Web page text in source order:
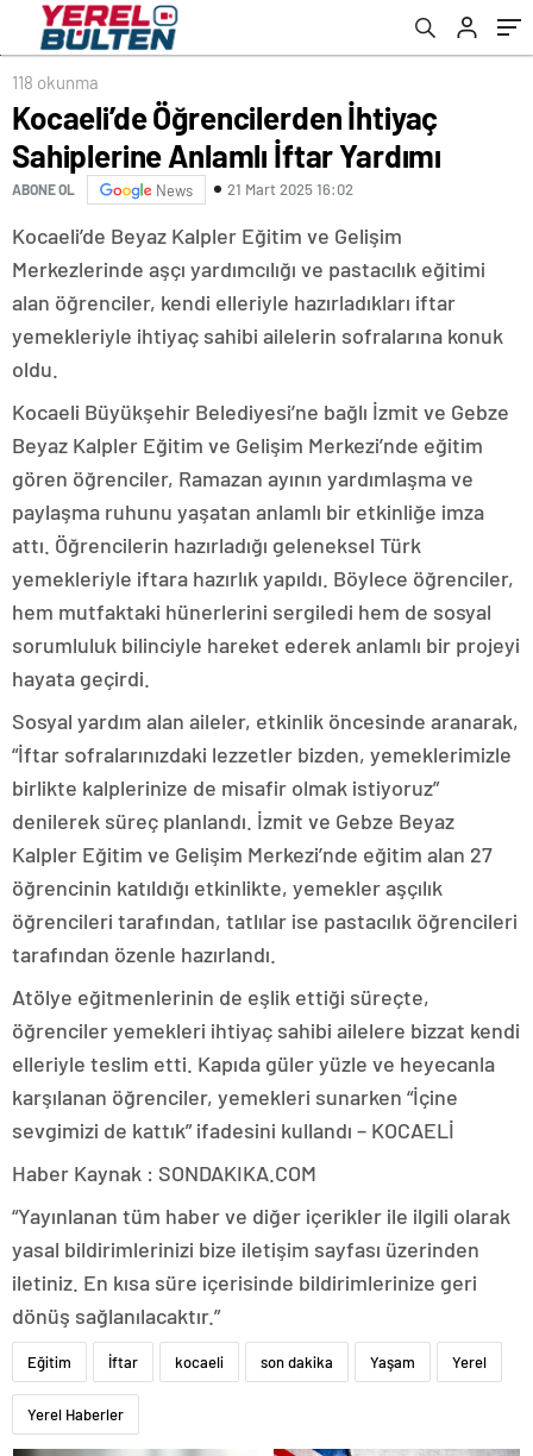
118 okunma
Kocaeli’de Öğrencilerden İhtiyaç
Sahiplerine Anlamlı İftar Yardımı
ABONE OL News 21 Mart 2025 16:02
Kocaeli’de Beyaz Kalpler Eğitim ve Gelişim
Merkezlerinde aşçı yardımcılığı ve pastacılık eğitimi
alan öğrenciler, kendi elleriyle hazırladıkları iftar
yemekleriyle ihtiyaç sahibi ailelerin sofralarına konuk
oldu.
Kocaeli Büyükşehir Belediyesi’ne bağlı İzmit ve Gebze
Beyaz Kalpler Eğitim ve Gelişim Merkezi’nde eğitim
gören öğrenciler, Ramazan ayının yardımlaşma ve
paylaşma ruhunu yaşatan anlamlı bir etkinliğe imza
attı. Öğrencilerin hazırladığı geleneksel Türk
yemekleriyle iftara hazırlık yapıldı. Böylece öğrenciler,
hem mutfaktaki hünerlerini sergiledi hem de sosyal
sorumluluk bilinciyle hareket ederek anlamlı bir projeyi
hayata geçirdi.
Sosyal yardım alan aileler, etkinlik öncesinde aranarak,
“İftar sofralarınızdaki lezzetler bizden, yemeklerimizle
birlikte kalplerinize de misafir olmak istiyoruz”
denilerek süreç planlandı. İzmit ve Gebze Beyaz
Kalpler Eğitim ve Gelişim Merkezi’nde eğitim alan 27
öğrencinin katıldığı etkinlikte, yemekler aşçılık
öğrencileri tarafından, tatlılar ise pastacılık öğrencileri
tarafından özenle hazırlandı.
Atölye eğitmenlerinin de eşlik ettiği süreçte,
öğrenciler yemekleri ihtiyaç sahibi ailelere bizzat kendi
elleriyle teslim etti. Kapıda güler yüzle ve heyecanla
karşılanan öğrenciler, yemekleri sunarken “İçine
sevgimizi de kattık” ifadesini kullandı – KOCAELİ
Haber Kaynak : SONDAKIKA.COM
“Yayınlanan tüm haber ve diğer içerikler ile ilgili olarak
yasal bildirimlerinizi bize iletişim sayfası üzerinden
iletiniz. En kısa süre içerisinde bildirimlerinize geri
dönüş sağlanılacaktır.”
Eğitim İftar kocaeli son dakika Yaşam Yerel
Yerel Haberler